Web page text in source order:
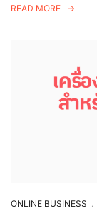
READ MORE
ONLINE BUSINESS .